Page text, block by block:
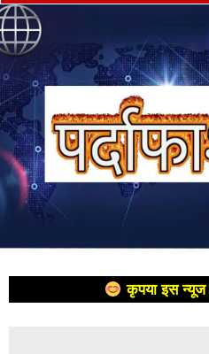
कृपया इस